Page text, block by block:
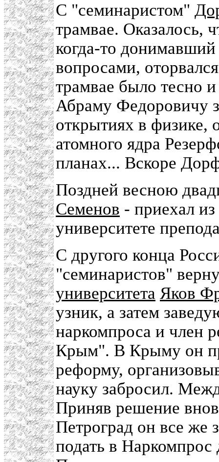
С "семинаристом"
трамвае. Оказалось,
когда-то
вопросами,
трамвае было тесно
Абраму Федоровичу
открытиях в физике,
атомного ядра
планах... Вскоре
Поздней весною
Семенов - приехал
университете
С другого конца
"семинаристов"
университета Яков
узник, а затем
наркомпроса и член
Крым". В Крыму он
реформу,
науку забросил.
Приняв решение
Петроград он все же
подать в